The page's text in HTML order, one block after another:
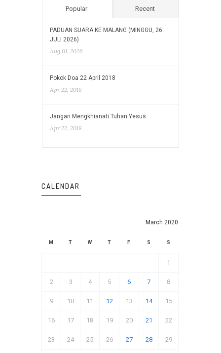
Popular Recent
PADUAN SUARA KE MALANG (MINGGU, 26
JULI 2026)
Aug 01, 2026
Pokok Doa 22 April 2018
Apr 22, 2018
Jangan Mengkhianati Tuhan Yesus
Apr 22, 2018
CALENDAR
March 2020
M T W T F S S
1
2 3 4 5 6 7 8
9 10 11 12 13 14 15
16 17 18 19 20 21 22
23 24 25 26 27 28 29